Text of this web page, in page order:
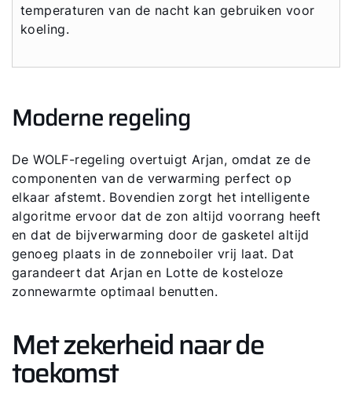
temperaturen van de nacht kan gebruiken voor
koeling.
Moderne regeling
De WOLF-regeling overtuigt Arjan, omdat ze de
componenten van de verwarming perfect op
elkaar afstemt. Bovendien zorgt het intelligente
algoritme ervoor dat de zon altijd voorrang heeft
en dat de bijverwarming door de gasketel altijd
genoeg plaats in de zonneboiler vrij laat. Dat
garandeert dat Arjan en Lotte de kosteloze
zonnewarmte optimaal benutten.
Met zekerheid naar de
toekomst